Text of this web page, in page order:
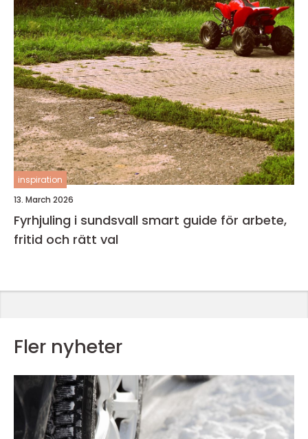
inspiration
13. March 2026
Fyrhjuling i sundsvall smart guide för arbete,
fritid och rätt val
Fler nyheter